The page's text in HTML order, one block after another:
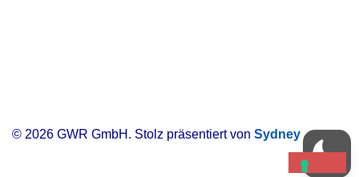
© 2026 GWR GmbH. Stolz präsentiert von Sydney